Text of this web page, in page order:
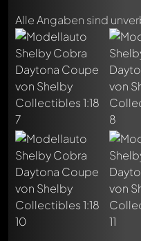
Alle Angaben sind
Schreibe jetzt einen
Jeder Kommentar kann
werden. Es ist wie ein Chat.
Erwähne andere
Verwendung eines
@in
automatisch darüber